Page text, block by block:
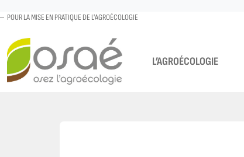
POUR LA MISE EN PRATIQUE DE L'AGROÉCOLOGIE
L’AGROÉCOLOGIE